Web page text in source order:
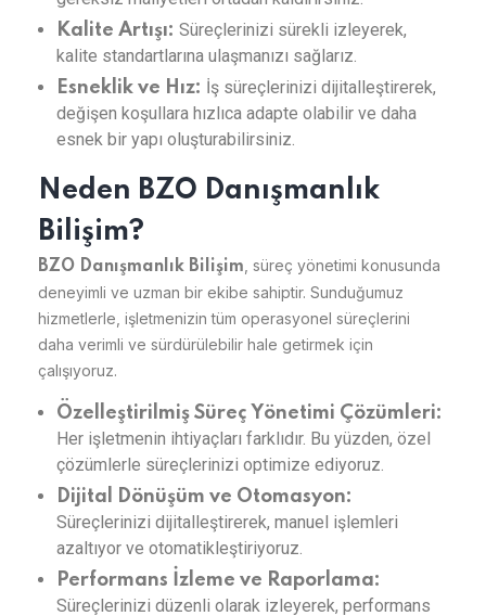
Kalite Artışı: Süreçlerinizi sürekli izleyerek,
kalite standartlarına ulaşmanızı sağlarız.
Esneklik ve Hız: İş süreçlerinizi dijitalleştirerek,
değişen koşullara hızlıca adapte olabilir ve daha
esnek bir yapı oluşturabilirsiniz.
Neden BZO Danışmanlık
Bilişim?
BZO Danışmanlık Bilişim , süreç yönetimi konusunda
deneyimli ve uzman bir ekibe sahiptir. Sunduğumuz
hizmetlerle, işletmenizin tüm operasyonel süreçlerini
daha verimli ve sürdürülebilir hale getirmek için
çalışıyoruz.
Özelleştirilmiş Süreç Yönetimi Çözümleri:
Her işletmenin ihtiyaçları farklıdır. Bu yüzden, özel
çözümlerle süreçlerinizi optimize ediyoruz.
Dijital Dönüşüm ve Otomasyon:
Süreçlerinizi dijitalleştirerek, manuel işlemleri
azaltıyor ve otomatikleştiriyoruz.
Performans İzleme ve Raporlama:
Süreçlerinizi düzenli olarak izleyerek, performans